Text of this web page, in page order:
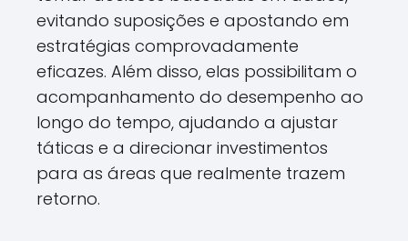
evitando suposições e apostando em
estratégias comprovadamente
eficazes. Além disso, elas possibilitam o
acompanhamento do desempenho ao
longo do tempo, ajudando a ajustar
táticas e a direcionar investimentos
para as áreas que realmente trazem
retorno.